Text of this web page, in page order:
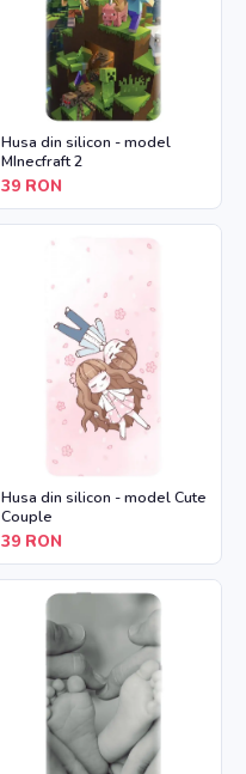
Husa din silicon - model
MInecfraft 2
39 RON
Husa din silicon - model Cute
Couple
39 RON